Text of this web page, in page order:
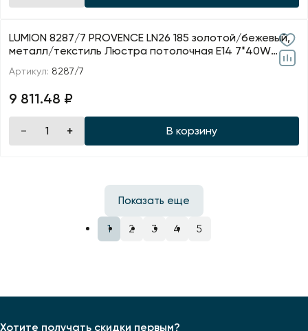
LUMION 8287/7 PROVENCE LN26 185 золотой/бежевый,
металл/текстиль Люстра потолочная Е14 7*40W
Артикул: 8287/7
9 811.48 ₽
В корзину
Показать еще
1 2 3 4 5
Хотите получать скидки первым?